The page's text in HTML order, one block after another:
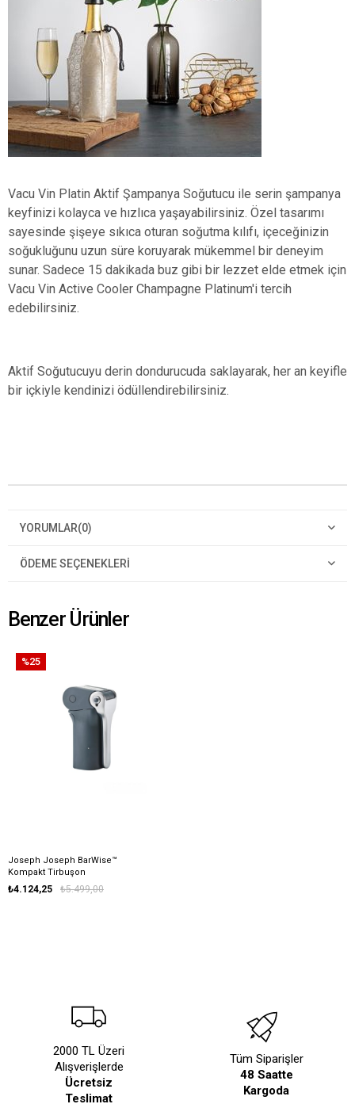
Vacu Vin Platin Aktif Şampanya Soğutucu ile serin şampanya
keyfinizi kolayca ve hızlıca yaşayabilirsiniz. Özel tasarımı
sayesinde şişeye sıkıca oturan soğutma kılıfı, içeceğinizin
soğukluğunu uzun süre koruyarak mükemmel bir deneyim
sunar. Sadece 15 dakikada buz gibi bir lezzet elde etmek için
Vacu Vin Active Cooler Champagne Platinum'i tercih
edebilirsiniz.
Aktif Soğutucuyu derin dondurucuda saklayarak, her an keyifle
bir içkiyle kendinizi ödüllendirebilirsiniz.
YORUMLAR(0)
ÖDEME SEÇENEKLERI
Benzer Ürünler
Joseph Joseph BarWise™
Kompakt Tirbuşon
₺4.124,25 ₺5.499,00
%25
2000 TL Üzeri
Alışverişlerde
Ücretsiz
Teslimat
Tüm Siparişler
48 Saatte
Kargoda